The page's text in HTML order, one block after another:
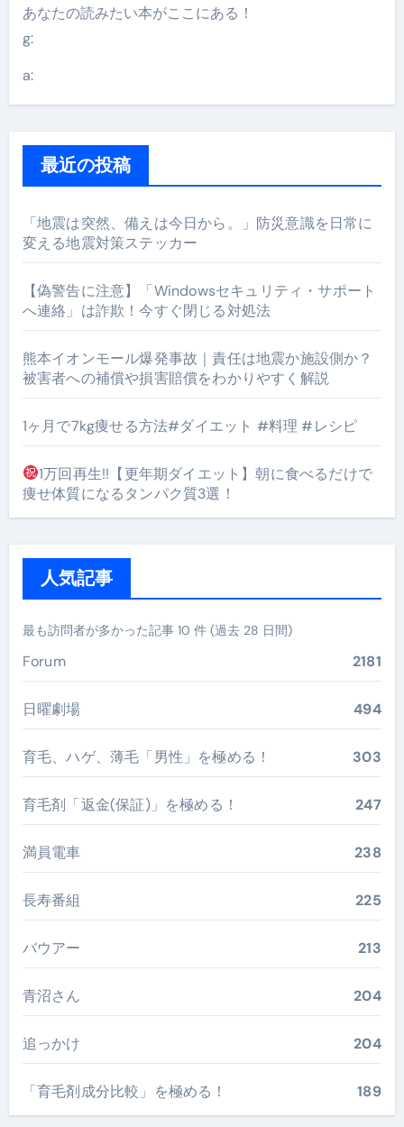
あなたの読みたい本がここにある！
g:
a:
最近の投稿
「地震は突然、備えは今日から。」防災意識を日常に
変える地震対策ステッカー
【偽警告に注意】「Windowsセキュリティ・サポート
へ連絡」は詐欺！今すぐ閉じる対処法
熊本イオンモール爆発事故｜責任は地震か施設側か？
被害者への補償や損害賠償をわかりやすく解説
1ヶ月で7kg痩せる方法#ダイエット #料理 #レシピ
1万回再生!!【更年期ダイエット】朝に食べるだけで
痩せ体質になるタンパク質3選！
人気記事
最も訪問者が多かった記事 10 件 (過去 28 日間)
Forum 2181
日曜劇場 494
育毛、ハゲ、薄毛「男性」を極める！ 303
育毛剤「返金(保証)」を極める！ 247
満員電車 238
長寿番組 225
バウアー 213
青沼さん 204
追っかけ 204
「育毛剤成分比較」を極める！ 189